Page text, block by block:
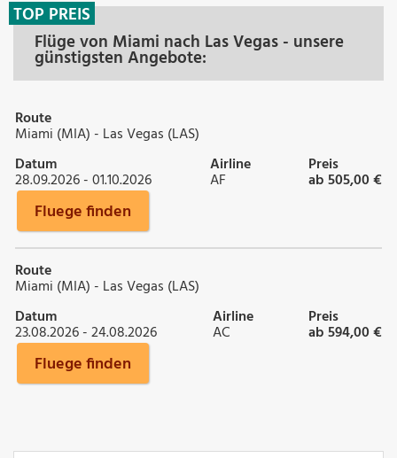
Flüge von Miami nach Las Vegas - unsere
günstigsten Angebote:
TOP PREIS
Route
Miami (MIA) - Las Vegas (LAS)
Datum
28.09.2026 - 01.10.2026
Airline
AF
Preis
ab 505,00 €
Fluege finden
Route
Miami (MIA) - Las Vegas (LAS)
Datum
23.08.2026 - 24.08.2026
Airline
AC
Preis
ab 594,00 €
Fluege finden